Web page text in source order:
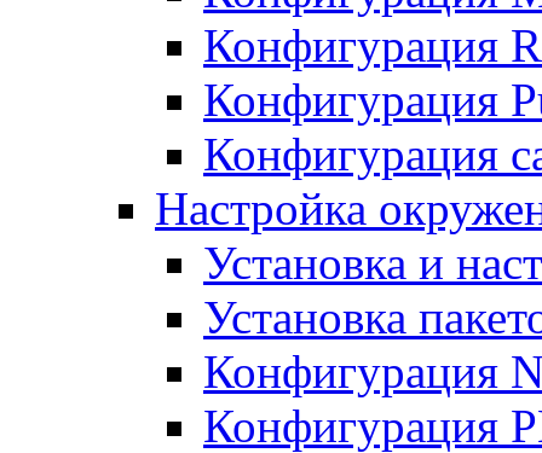
Конфигурация
Конфигурация
Конфигурация
Настройка
Установка и
Установка
Конфигурация
Конфигурация